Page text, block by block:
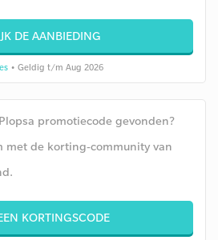
DE AANBIEDING
• Geldig t/m Aug 2026
promotiecode gevonden?
met de korting-community van
KORTINGSCODE